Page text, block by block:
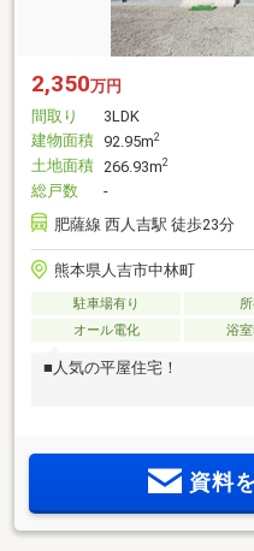
2,350万円
間取り
3LDK
建物面積 92.95m2
土地面積 266.93m2
総戸数
-
肥薩線 西人吉駅 徒歩23分
熊本県人吉市中林町
駐車場有り
オール電化
浴
■人気の平屋住宅！
資料